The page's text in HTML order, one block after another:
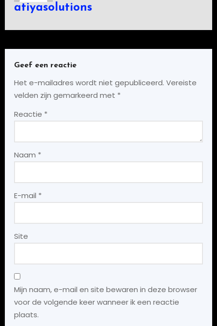
atiyasolutions
Geef een reactie
Het e-mailadres wordt niet gepubliceerd. Vereiste
velden zijn gemarkeerd met *
Reactie *
Naam *
E-mail *
Site
Mijn naam, e-mail en site bewaren in deze browser
voor de volgende keer wanneer ik een reactie
plaats.